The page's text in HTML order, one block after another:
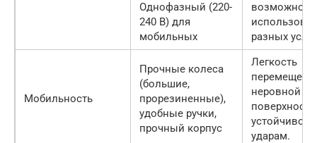
Однофазный (220-
240 В) для
мобильных
разных
Мобильность
Прочные колеса
(большие,
прорезиненные),
удобные ручки,
прочный корпус
Легкость
неровной
ударам.